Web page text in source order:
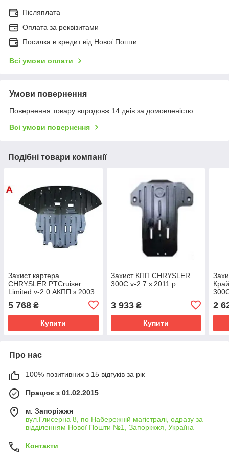
Післяплата
Оплата за реквізитами
Посилка в кредит від Нової Пошти
Всі умови оплати
Умови повернення
Повернення товару впродовж 14 днів за домовленістю
Всі умови повернення
Подібні товари компанії
Захист картера
CHRYSLER PTCruiser
Limited v-2.0 АКПП з 2003
5 768 ₴
Купити
Захист КПП CHRYSLER
300C v-2.7 з 2011 р.
3 933₴
Купити
2
Про нас
100% позитивних з 15 відгуків за рік
Працює з 01.02.2015
м. Запоріжжя
вул.Глисерна 8, по Набережній магістралі, одразу за
відділенням Нової Пошти №1, Запоріжжя, Україна
Контакти